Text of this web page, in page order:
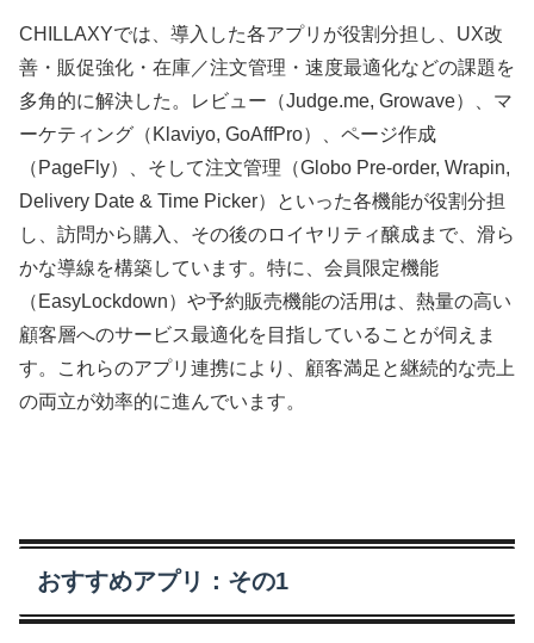
CHILLAXYでは、導入した各アプリが役割分担し、UX改
善・販促強化・在庫／注文管理・速度最適化などの課題を
多角的に解決した。レビュー（Judge.me, Growave）、マ
ーケティング（Klaviyo, GoAffPro）、ページ作成
（PageFly）、そして注文管理（Globo Pre-order, Wrapin,
Delivery Date & Time Picker）といった各機能が役割分担
し、訪問から購入、その後のロイヤリティ醸成まで、滑ら
かな導線を構築しています。特に、会員限定機能
（EasyLockdown）や予約販売機能の活用は、熱量の高い
顧客層へのサービス最適化を目指していることが伺えま
す。これらのアプリ連携により、顧客満足と継続的な売上
の両立が効率的に進んでいます。
おすすめアプリ：その1